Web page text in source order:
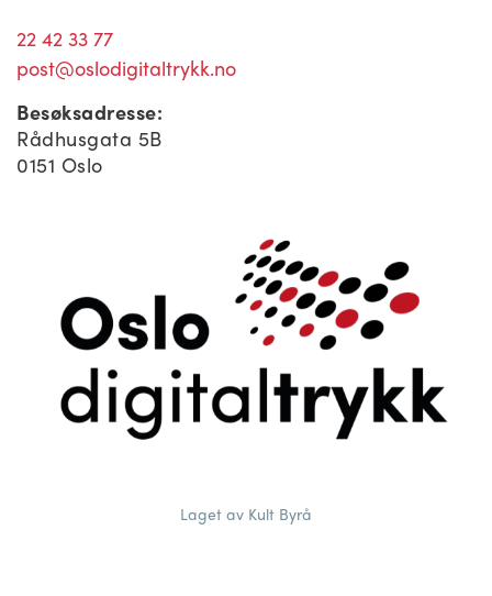
22 42 33 77
post@oslodigitaltrykk.no
Besøksadresse:
Rådhusgata 5B
0151 Oslo
Laget av Kult Byrå